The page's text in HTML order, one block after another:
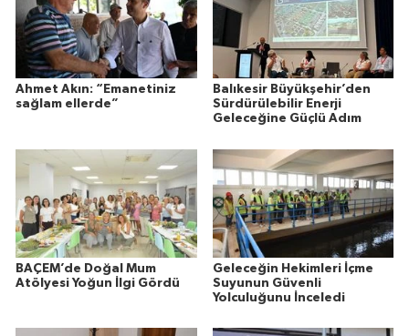
Ahmet Akın: “Emanetiniz
sağlam ellerde”
Balıkesir Büyükşehir’den
Sürdürülebilir Enerji
Geleceğine Güçlü Adım
BAÇEM’de Doğal Mum
Atölyesi Yoğun İlgi Gördü
Geleceğin Hekimleri İçme
Suyunun Güvenli
Yolculuğunu İnceledi